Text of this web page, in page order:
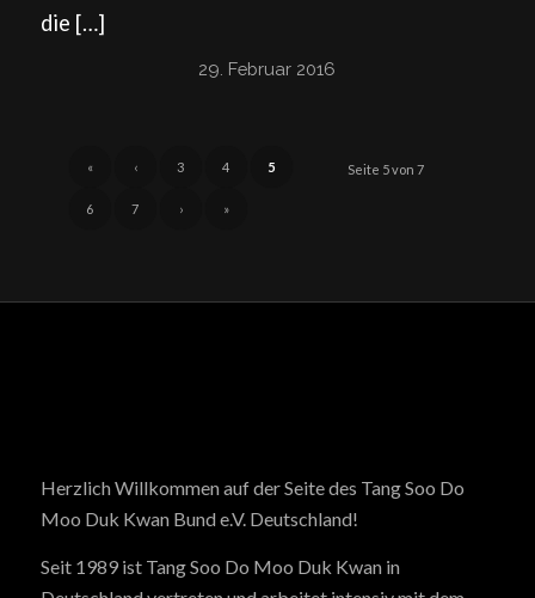
die […]
29. Februar 2016
Seite 5 von 7
« ‹ 3 4 5
6 7 › »
Herzlich Willkommen auf der Seite des Tang Soo Do
Moo Duk Kwan Bund e.V. Deutschland!
Seit 1989 ist Tang Soo Do Moo Duk Kwan in